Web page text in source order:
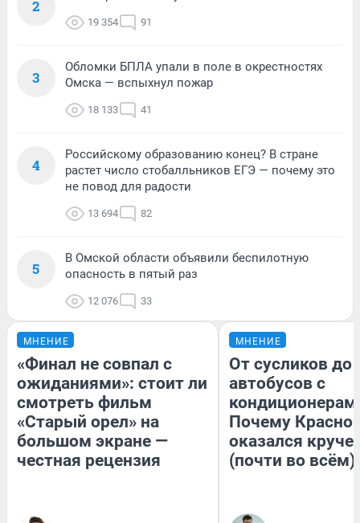
2
19 354 91
3
Обломки БПЛА упали в поле в окрестностях
Омска — вспыхнул пожар
18 133 41
4
Российскому образованию конец? В стране
растет число стобалльников ЕГЭ — почему это
не повод для радости
13 694 82
5
В Омской области объявили беспилотную
опасность в пятый раз
12 076 33
МНЕНИЕ
«Финал не совпал с
ожиданиями»: стоит ли
смотреть фильм
«Старый орел» на
большом экране —
честная рецензия
МНЕНИЕ
От сусликов до
автобусов с
Почему
оказался
(почти во всём)